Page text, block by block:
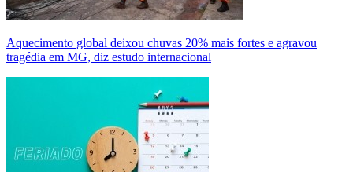
Aquecimento global deixou chuvas 20% mais fortes e agravou
tragédia em MG, diz estudo internacional